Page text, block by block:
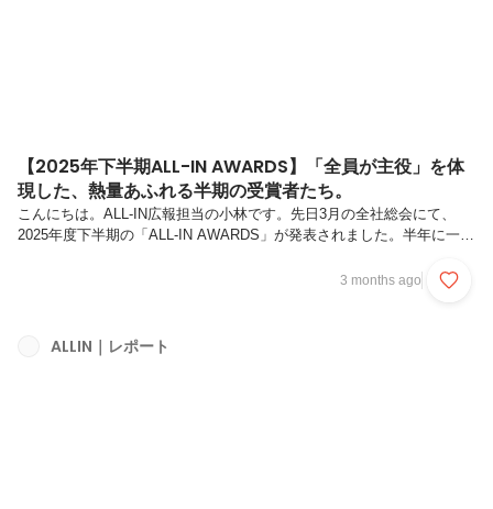
【2025年下半期ALL-IN AWARDS】「全員が主役」を体
現した、熱量あふれる半期の受賞者たち。
こんにちは。ALL-IN広報担当の小林です。先日3月の全社総会にて、
2025年度下半期の「ALL-IN AWARDS」が発表されました。半年に一度
い他チームの仕事ぶりを知れる場でもあって、個人的にとても好きな時
ご紹介していきます。前回アワードの記事はこちら1.｜クリエイティブ
アワード【最優秀賞】西村（ライター）／竹内（デザイナー）株式会社
3 months ago
ALLIN｜レポート